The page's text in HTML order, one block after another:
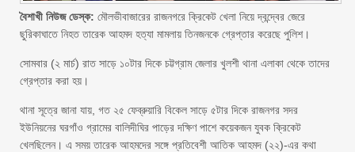
বৈশাখী নিউজ ডেস্ক: মৌলভীবাজারের রাজনগরে ক্রিকেট খেলা নিয়ে দ্বন্দ্বের জেরে
ছুরিকাঘাতে নিহত তারেক আহমদ হত্যা মামলায় তিনজনকে গ্রেপ্তার করেছে পুলিশ।
সোমবার (২ মার্চ) রাত সাড়ে ১০টার দিকে চট্টগ্রাম জেলার খুলশী থানা এলাকা থেকে তাদের
গ্রেপ্তার করা হয়।
থানা সূত্রে জানা যায়, গত ২৫ ফেব্রুয়ারি বিকেল সাড়ে ৫টার দিকে রাজনগর সদর
ইউনিয়নের ঘরগাঁও গ্রামের বালিদীঘির পাড়ের দক্ষিণ পাশে কয়েকজন যুবক ক্রিকেট
খেলছিলেন। এ সময় তারেক আহমদের সঙ্গে প্রতিবেশী আতিক আহমদ (২২)-এর কথা